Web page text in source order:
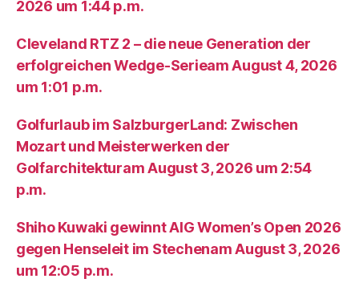
2026 um 1:44 p.m.
Cleveland RTZ 2 – die neue Generation der
erfolgreichen Wedge-Serieam August 4, 2026
um 1:01 p.m.
Golfurlaub im SalzburgerLand: Zwischen
Mozart und Meisterwerken der
Golfarchitekturam August 3, 2026 um 2:54
p.m.
Shiho Kuwaki gewinnt AIG Women’s Open 2026
gegen Henseleit im Stechenam August 3, 2026
um 12:05 p.m.